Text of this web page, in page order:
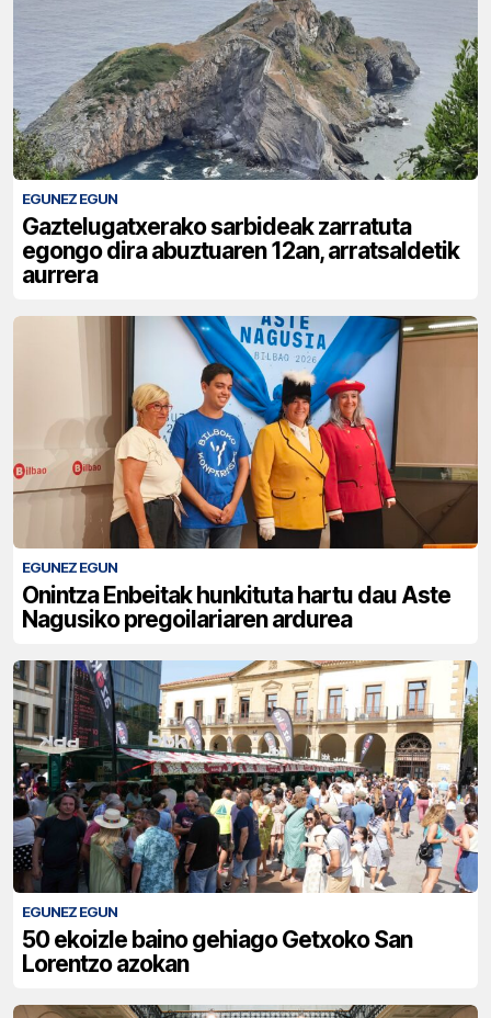
EGUNEZ EGUN
Gaztelugatxerako sarbideak zarratuta
egongo dira abuztuaren 12an, arratsaldetik
aurrera
EGUNEZ EGUN
Onintza Enbeitak hunkituta hartu dau Aste
Nagusiko pregoilariaren ardurea
EGUNEZ EGUN
50 ekoizle baino gehiago Getxoko San
Lorentzo azokan